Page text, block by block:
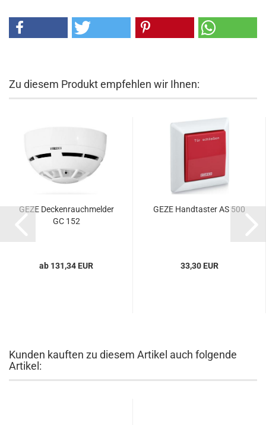
Zu diesem Produkt empfehlen wir Ihnen:
GEZE De­cken­rauch­mel­der
GC 152
ab 131,34 EUR
GEZE Hand­tas­ter AS 500
33,30 EUR
Kunden kauften zu diesem Artikel auch folgende
Artikel: